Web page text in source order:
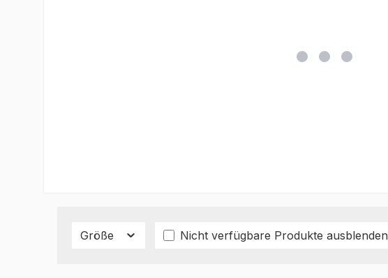
Größe Nicht verfügbare Produkte ausblenden